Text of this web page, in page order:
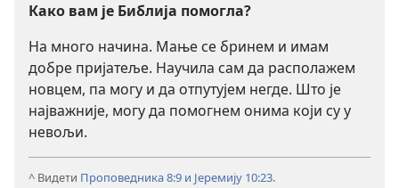
Како вам је Библија помогла?
На много начина. Мање се бринем и имам
добре пријатеље. Научила сам да располажем
новцем, па могу и да отпутујем негде. Што је
најважније, могу да помогнем онима који су у
невољи.
^ Видети Проповедника 8:9 и Јеремију 10:23.